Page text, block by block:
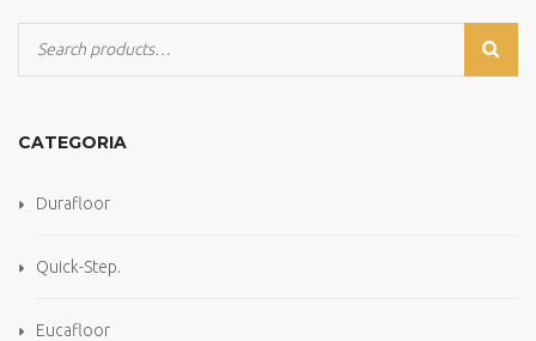
CATEGORIA
Durafloor
Quick-Step.
Eucafloor